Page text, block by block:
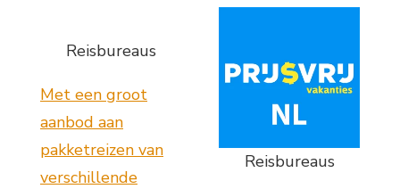
Reisbureaus
Met een groot
aanbod aan
pakketreizen van
verschillende
Reisbureaus